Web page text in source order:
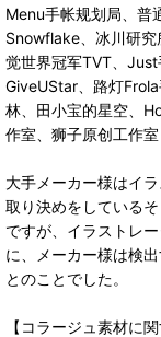
Menu手帐规划局、普
Snowflake、冰川研
觉世界冠军TVT、
GiveUStar、路灯
林、田小宝的星空、
作室、狮子原创工作室
大手メーカー様はイ
取り決めをしているそ
ですが、イラストレ
に、メーカー様は検
とのことでした。
【コラージュ素材に